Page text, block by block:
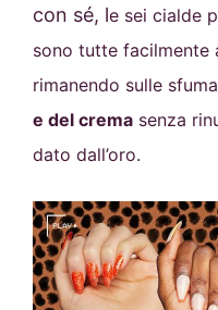
con sé, le sei cialde
sono tutte facilmente
rimanendo sulle
e del crema senza
dato dall’oro.